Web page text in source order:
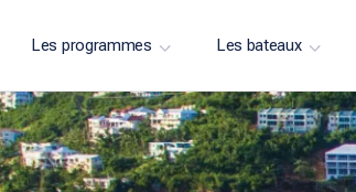
Les programmes Les bateaux